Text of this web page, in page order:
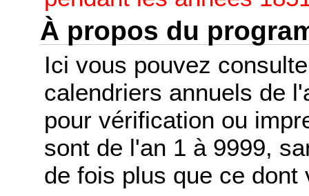
À propos du
Ici vous pouvez
calendriers annuels de
pour vérification ou
sont de l'an 1 à 9999,
de fois plus que ce dont